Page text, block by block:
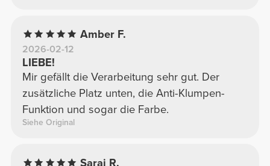
Amber F.
2026-02-12
LIEBE!
Mir gefällt die Verarbeitung sehr gut. Der
zusätzliche Platz unten, die Anti-Klumpen-
Funktion und sogar die Farbe.
Siehe Original
Sarai R.